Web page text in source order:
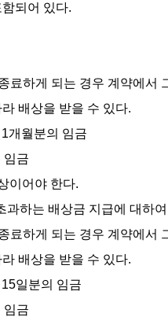
되어 있다.
료하게 되는 경우 계약에서
배상을 받을 수 있다.
개월분의 임금
임금
이어야 한다.
하는 배상금 지급에 대하
료하게 되는 경우 계약에서
배상을 받을 수 있다.
일분의 임금
임금